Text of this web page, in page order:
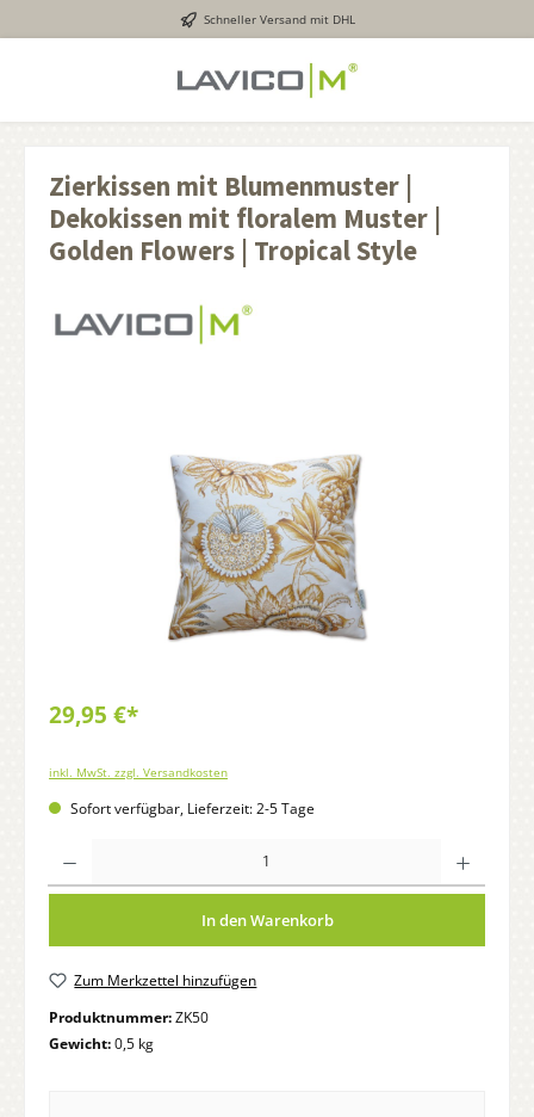
Schneller Versand mit DHL
Zierkissen mit Blumenmuster |
Dekokissen mit floralem Muster |
Golden Flowers | Tropical Style
29,95 €*
inkl. MwSt. zzgl. Versandkosten
Sofort verfügbar, Lieferzeit: 2-5 Tage
In den Warenkorb
Zum Merkzettel hinzufügen
Produktnummer:ZK50
Gewicht:0,5 kg